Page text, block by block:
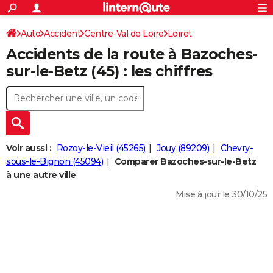
ACTUALITÉS
Politique
Société
Faits Divers
Education
Monde
Villes
+
SPORT
Coupe du monde 2026
Football
Tennis
Cyclisme
Rugby
Forum
CULTURE
Programme TV
TNT
Streaming
Cinéma
Sorties cinéma
Musique
+
FINANCE
Retraite
Impôts
Epargne
Immobilier
Risques naturels par ville
Banque
Assurance
Crédit
AUTO
Essais
Réserver un essai
Citadines
Berlines
SUV
Forum auto
+
HIGH-TECH
Mobiles
Meilleur smartphone
Internet
Ordinateurs
Jeux vidéo
Guide high-tech
+
BRICOLAGE
S'inscrire
Connexion
Auto Accident Centre-Val de Loire Loiret
Accidents de la route à Bazoches-
sur-le-Betz (45) : les chiffres
Voir aussi : Rozoy-le-Vieil (45265) Jouy (89209)
Chevry-
sous-le-Bignon (45094)
Comparer Bazoches-sur-le-Betz
à une autre ville
Mise à jour le 30/10/25